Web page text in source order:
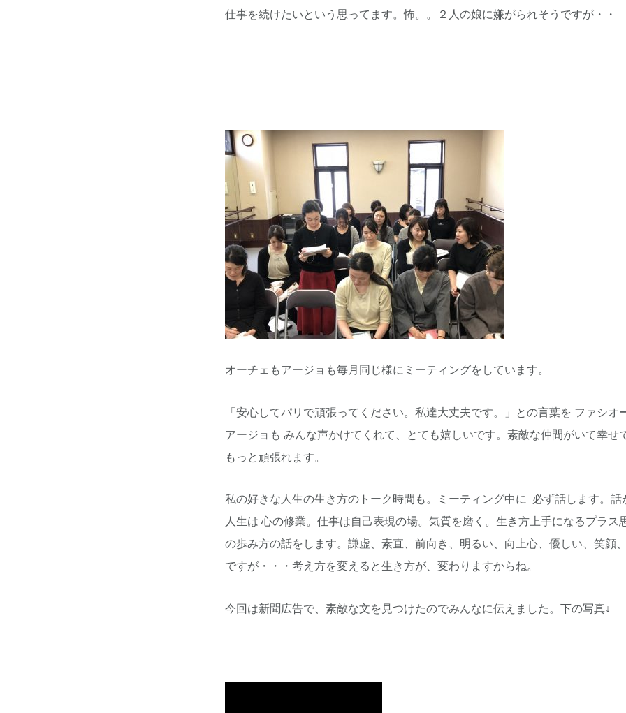
仕事を続けたいという思ってます。怖。。２人の娘に嫌がられそうですが・・
オーチェもアージョも毎月同じ様にミーティングをしています。
「安心してパリで頑張ってください。私達大丈夫です。」との言葉を ファシオ
アージョも みんな声かけてくれて、とても嬉しいです。素敵な仲間がいて幸せ
もっと頑張れます。
私の好きな人生の生き方のトーク時間も。ミーティング中に 必ず話します。話
人生は 心の修業。仕事は自己表現の場。気質を磨く。生き方上手になるプラス
の歩み方の話をします。謙虚、素直、前向き、明るい、向上心、優しい、笑顔
ですが・・・考え方を変えると生き方が、変わりますからね。
今回は新聞広告で、素敵な文を見つけたのでみんなに伝えました。下の写真↓